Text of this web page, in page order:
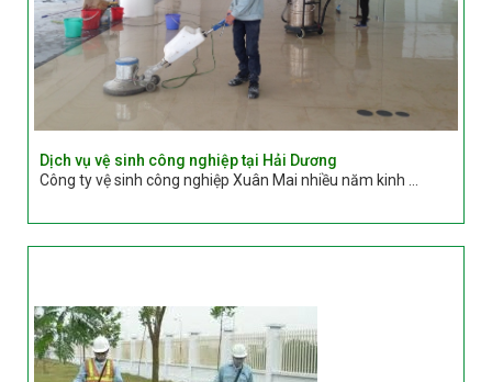
Dịch vụ vệ sinh công nghiệp tại Hải Dương
Công ty vệ sinh công nghiệp Xuân Mai nhiều năm kinh ...